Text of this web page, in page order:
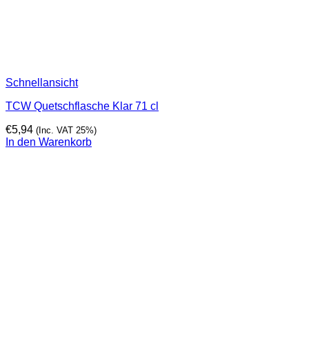
Schnellansicht
TCW Quetschflasche Klar 71 cl
€5,94 (Inc. VAT 25%)
In den Warenkorb